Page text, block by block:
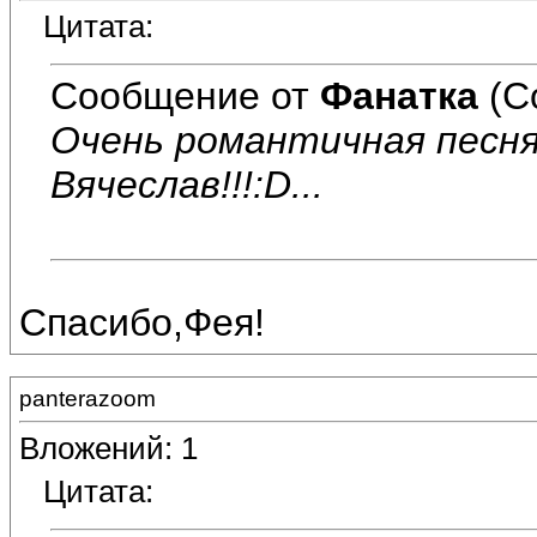
Цитата:
Сообщение от Фанатка
Очень романтичная
Вячеслав!!!:D...
Спасибо,Фея!
panterazoom
Вложений: 1
Цитата: